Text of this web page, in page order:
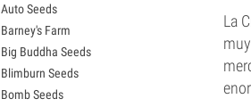
La
Semillas de Sour Diesel
Semillas de Jack Herer
Semillas de Girl Scout Cookies
Semillas de Wedding Cake
Semillas de Zkittlez
Auto Seeds
Barney's Farm
Big Buddha Seeds
Blimburn Seeds
Bomb Seeds